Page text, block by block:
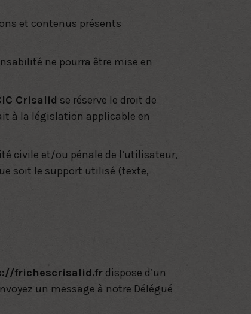
et contenus présents
ne pourra être mise en
Crisalid se réserve le droit de
à la législation applicable en
civile et/ou pénale de l’utilisateur,
soit le support utilisé (texte,
frichescrisalid.fr dispose d’un
un message à notre Délégué